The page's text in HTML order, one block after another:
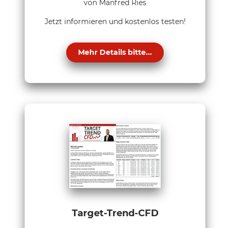
von Manfred Ries
Jetzt informieren und kostenlos testen!
Mehr Details bitte...
Target-Trend-CFD